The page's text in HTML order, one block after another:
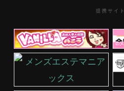
提携サイト